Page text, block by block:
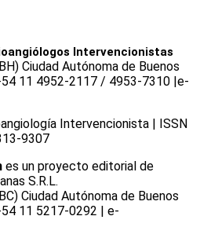
Intervencionistas
Ciudad Autónoma de Buenos
11 4952-2117 / 4953-7310 |e-
Intervencionista | ISSN
9307
es un proyecto editorial de
S.R.L.
Ciudad Autónoma de Buenos
11 5217-0292 | e-